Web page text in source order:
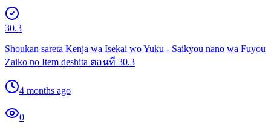
30.3
Shoukan sareta Kenja wa Isekai wo Yuku - Saikyou nano wa Fuyou
Zaiko no Item deshita ตอนที่ 30.3
4 months ago
0